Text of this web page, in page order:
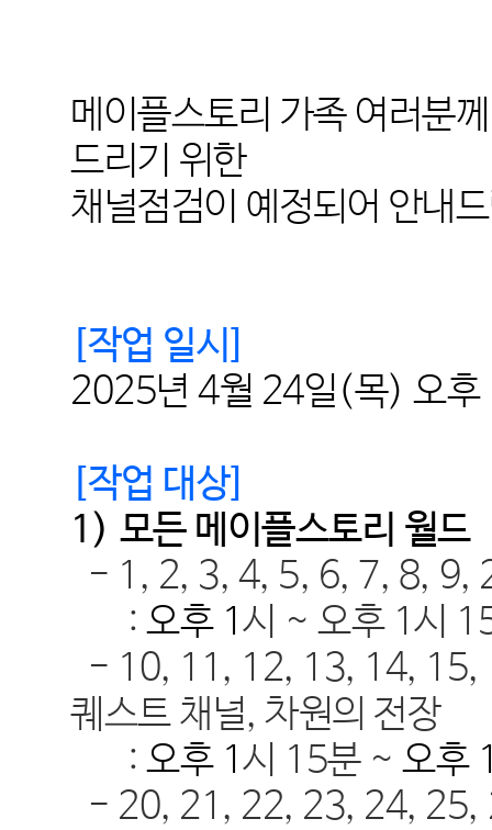
메이플스토리 가족 여러분
드리기 위한
채널점검이 예정되어 안내
작업 일시
2025년 4월 24일(목)오후
작업 대상]
1) 모든 메이플스토리 월드
- 1, 2, 3, 4, 5, 6, 7, 8, 9,
:오후1시 ~ 오후 1시
- 10, 11, 12, 13, 14, 15,
퀘스트 채널, 차원의 전장
:오후1시 15분~오후
- 20, 21, 22, 23, 24, 25,